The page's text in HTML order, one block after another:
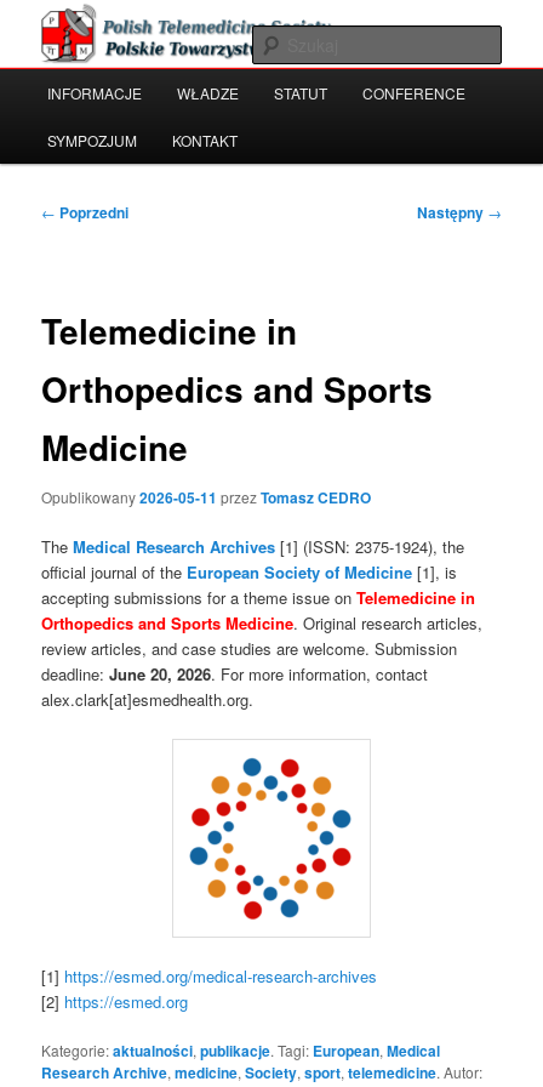
Przeskocz
tekstu
Polskie Towarzystwo Telemedycyny
i e-Zdrowia
Polish Telemedicine and e-Health Society
INFORMACJE WŁADZE STATUT CONFERENCE
SYMPOZJUM KONTAKT
Nawigacja
← Poprzedni Następny →
Telemedicine in
Orthopedics and Sports
Medicine
Opublikowany2026-05-11 przezTomasz CEDRO
TheMedical Research Archives [1] (ISSN: 2375-1924), the
official journal of the European Society of Medicine [1], is
accepting submissions for a theme issue onTelemedicine in
Orthopedics and Sports Medicine. Original research articles,
review articles, and case studies are welcome. Submission
deadline:June 20, 2026. For more information, contact
alex.clark[at]esmedhealth.org.
[1] https://esmed.org/medical-research-archives
[2] https://esmed.org
Kategorie:aktualności,publikacje. Tagi: European,Medical
Research Archive,medicine,Society,sport,telemedicine. Autor: